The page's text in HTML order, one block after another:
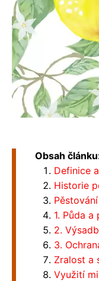
Obsah
Definice
Historie
1. Půda
2.
3.
Zralost a
Využití